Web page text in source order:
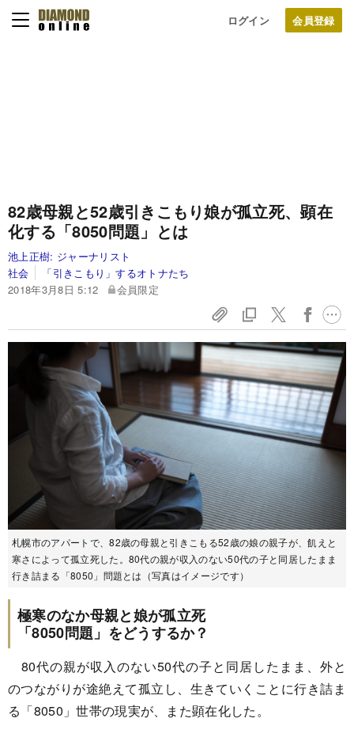
ログイン
82歳母親と52歳引きこもり娘が孤立死、顕在
化する「8050問題」とは
池上正樹: ジャーナリスト
社会
「引きこもり」するオトナたち
2018年3月8日 5:12
会員限定
札幌市のアパートで、82歳の母親と引きこもる52歳の娘の親子が、飢えと
寒さによって孤立死した。80代の親が収入のない50代の子と同居したまま
行き詰まる「8050」問題とは（写真はイメージです）
極寒のなか母親と娘が孤立死
「8050問題」をどうするか？
80代の親が収入のない50代の子と同居したまま、外と
のつながりが途絶えて孤立し、生きていくことに行き詰ま
る「8050」世帯の現実が、また顕在化した。